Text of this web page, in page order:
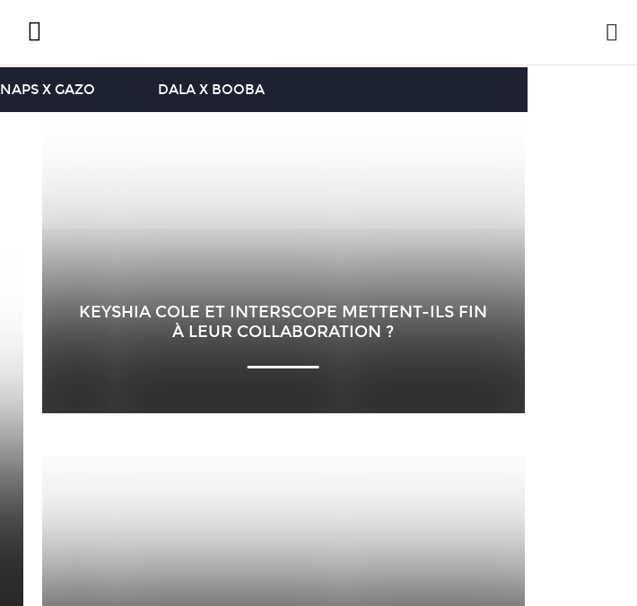
NAPS X GAZO DALA X BOOBA
KEYSHIA COLE ET INTERSCOPE METTENT-ILS FIN
À LEUR COLLABORATION ?